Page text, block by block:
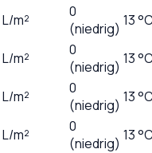
L/m²
0
(niedrig) 13
L/m²
0
(niedrig) 13
L/m²
0
(niedrig) 13
L/m²
0
(niedrig) 13